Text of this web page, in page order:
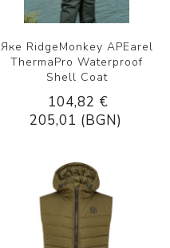
Яке RidgeMonkey APEarel
ThermaPro Waterproof
Shell Coat
104,82 €
205,01 (BGN)